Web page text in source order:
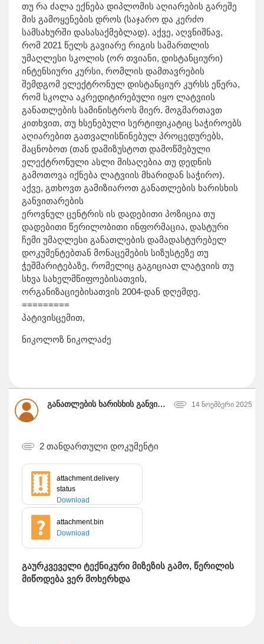
თუ რა ძალა ექნება დიპლომის აღიარების გარეშე
მის გამოყენების დროს (საჯარო და კერძო
სამსახურში დასასაქმებლად). აქვე, აღვნიშნავ,
რომ 2021 წელს გავიარე რიგის სამართლის
უმაღლესი სკოლის (ორ თვიანი, დისტანციური)
ინტენსიური კურსი, რომლის დამთავრების
შემდგომ ელექტრონულ დისტანციურ კურსს ეწერა,
რომ სკოლა აკრედიტირებული იყო ლატვიის
განათლების სამინისტროს მიერ. მოგმართავთ
კითხვით, თუ ხსენებული სერტიფიკატიც საჭიროებს
აღიარებით გათვალისწინებულ პროცედურებს,
მაცნობოთ (თან დამიზუსტოთ დამოწმებული
ელექტრონული ასლი მისაღებია თუ დედნის
გამოთოვა იქნება ლატვიის მხარიდან საჭირო).
აქვე, გთხოვთ გამიზიაროთ განათლების ხარისხის
განვითარების
ეროვნულ ცენტრის ის დადებითი პოზიცია თუ
დადებითი წერილობითი ინფორმაცია, დასტური
ჩემი უმაღლესი განათლების დამადასტურებელ
დოკუმენტებთან მონაცემების სიზუსტეზე თუ
ჭეშმარიტებაზე, რომელიც გაგიციათ ლატვიის თუ
სხვა სახელმწიფოებისათვის,
ორგანიზაციებისათვის 2004-დან დღემდე.
=========
პატივისცემით,
ნიკოლოზ ნიკოლაძე
განათლების ხარისხის განვითარების ეროვნული ცენტრი 14 ნოემბერი 2025
2 თანდართული დოკუმენტი
attachment.delivery
status
Download
attachment.bin
Download
გაურკვეველი ტექნიკური მიზეზის გამო, წერილის
მიწოდება ვერ მოხერხდა